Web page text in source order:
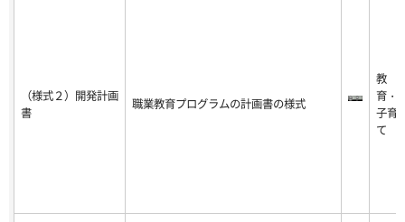
（様式２）開発計画
書
職業教育プログラムの計画書の様式
教
育・
子育
て